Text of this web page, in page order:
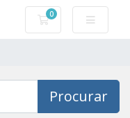
0
Carrinho de
Procurar